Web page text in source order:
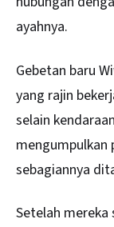
ayahnya.
Gebetan baru
yang rajin
selain
mengumpulkan
sebagiannya
Setelah mereka